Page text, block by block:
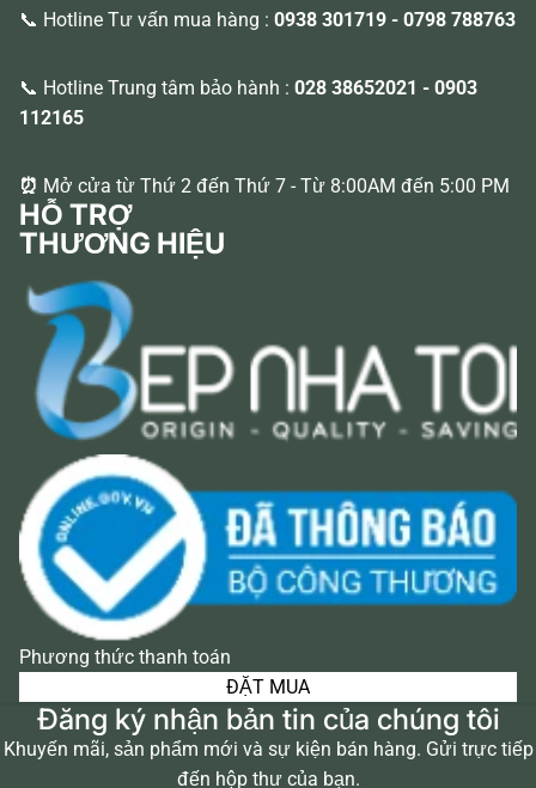
📞 Hotline Tư vấn mua hàng : 0938 301719 - 0798 788763
📞 Hotline Trung tâm bảo hành : 028 38652021 - 0903
112165
⏰ Mở cửa từ Thứ 2 đến Thứ 7 - Từ 8:00AM đến 5:00 PM
HỖ TRỢ
THƯƠNG HIỆU
Phương thức thanh toán
ĐẶT MUA
Đăng ký nhận bản tin của chúng tôi
Khuyến mãi, sản phẩm mới và sự kiện bán hàng. Gửi trực tiếp
đến hộp thư của bạn.